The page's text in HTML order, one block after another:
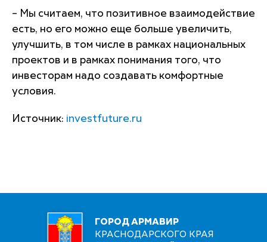
– Мы считаем, что позитивное взаимодействие
есть, но его можно еще больше увеличить,
улучшить, в том числе в рамках национальных
проектов и в рамках понимания того, что
инвесторам надо создавать комфортные
условия.
Источник: investfuture.ru
ГОРОД АРМАВИР
КРАСНОДАРСКОГО КРАЯ